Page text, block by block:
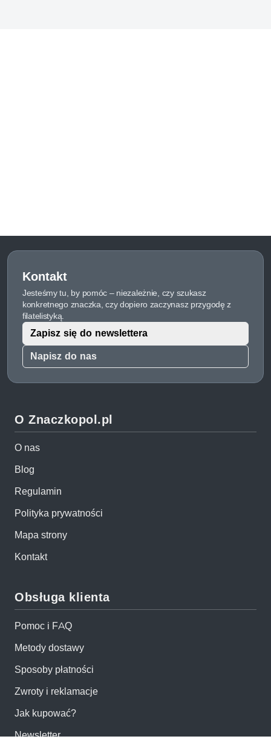
Kontakt
Jesteśmy tu, by pomóc – niezależnie, czy szukasz
konkretnego znaczka, czy dopiero zaczynasz przygodę z
filatelistyką.
Napisz do nas
Zapisz się do newslettera
O Znaczkopol.pl
O nas
Blog
Regulamin
Polityka prywatności
Mapa strony
Kontakt
Obsługa klienta
Pomoc i FAQ
Metody dostawy
Sposoby płatności
Zwroty i reklamacje
Jak kupować?
Newsletter